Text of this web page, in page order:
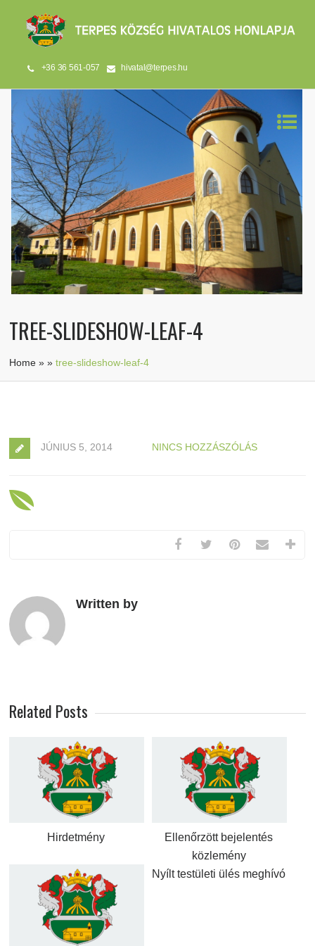
+36 36 561-057 hivatal@terpes.hu
TREE-SLIDESHOW-LEAF-4
Home »»tree-slideshow-leaf-4
JÚNIUS 5, 2014 NINCS HOZZÁSZÓLÁS
Written by
Related Posts
Hirdetmény
Ellenőrzött bejelentés
közlemény
Nyílt testületi ülés meghívó